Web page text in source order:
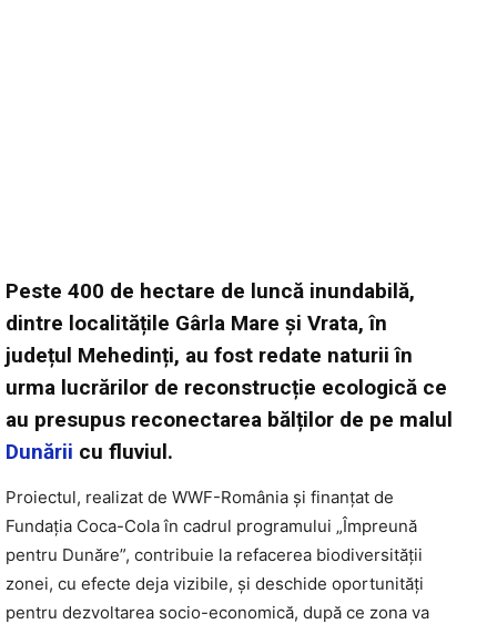
Peste 400 de hectare de luncă inundabilă,
dintre localitățile Gârla Mare și Vrata, în
județul Mehedinți, au fost redate naturii în
urma lucrărilor de reconstrucție ecologică ce
au presupus reconectarea bălților de pe malul
Dunării cu fluviul.
Proiectul, realizat de WWF-România și finanțat de
Fundația Coca-Cola în cadrul programului „Împreună
pentru Dunăre”, contribuie la refacerea biodiversității
zonei, cu efecte deja vizibile, și deschide oportunități
pentru dezvoltarea socio-economică, după ce zona va